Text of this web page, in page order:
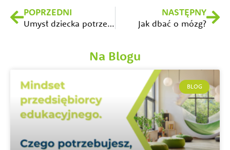
PrevPOPRZEDNI
Umysł dziecka potrzebuje przerw! Umysł dorosłych także
NASTĘPNY
Jak dbać o mózg?
Na Blogu
BLOG